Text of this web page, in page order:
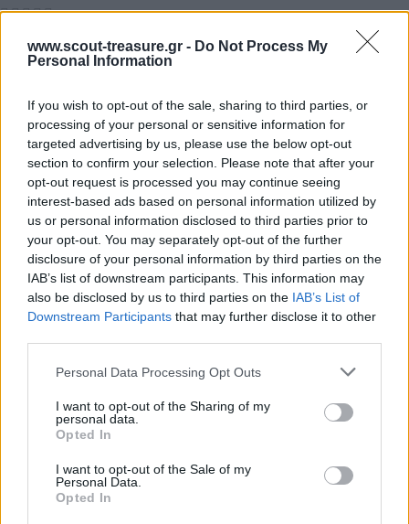
www.scout-treasure.gr - Do Not Process My
Personal Information
If you wish to opt-out of the sale, sharing to third parties, or
processing of your personal or sensitive information for
targeted advertising by us, please use the below opt-out
section to confirm your selection. Please note that after your
opt-out request is processed you may continue seeing
interest-based ads based on personal information utilized by
us or personal information disclosed to third parties prior to
your opt-out. You may separately opt-out of the further
disclosure of your personal information by third parties on the
IAB’s list of downstream participants. This information may
also be disclosed by us to third parties on the IAB’s List of
Downstream Participants that may further disclose it to other
Please note that this website/app uses one or more Google
not limited to your visit or usage behaviour. You may click to
grant or deny consent to Google and its third-party tags to
use your data for below specified purposes in below Google
consent section.
Personal Data Processing Opt Outs
I want to opt-out of the Sharing of my
personal data.
Opted In
I want to opt-out of the Sale of my
Personal Data.
Opted In
Αξιολογήσεις
Κάνετε την πρώτη αξιολόγηση για το προϊόν: “Το κυνήγι”
Η ηλ. διεύθυνση σας δεν δημοσιεύεται. Τα υποχρεωτικά πεδία
σημειώνονται με
Η βαθμολογία σας*